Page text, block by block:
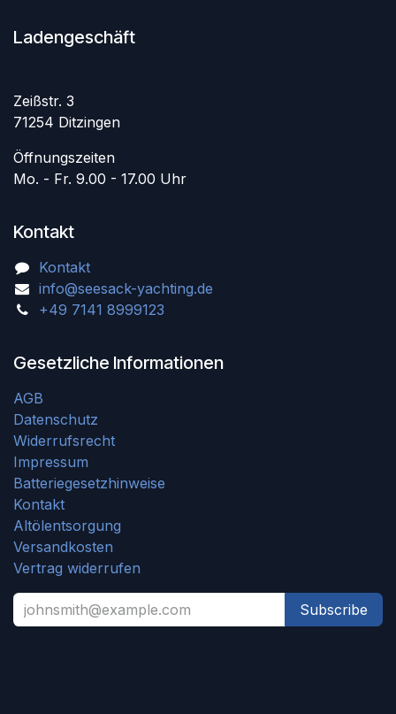
Ladengeschäft
Zeißstr. 3
71254 Ditzingen
Öffnungszeiten
Mo. - Fr. 9.00 - 17.00 Uhr
Kontakt
Kontakt
info@seesack-yachting.de
+49 7141 8999123
Gesetzliche Informationen
AGB
Datenschutz
Widerrufsrecht
Impressum
Batteriegesetzhinweise
Kontakt
Altölentsorgung
Versandkosten
Vertrag widerrufen
Subscribe